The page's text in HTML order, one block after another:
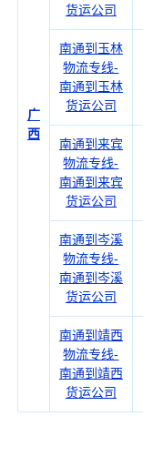
广
西
货运公司
南通到玉林
物流专线-
南通到玉林
货运公司
南通到来宾
物流专线-
南通到来宾
货运公司
南通到岑溪
物流专线-
南通到岑溪
货运公司
南通到靖西
物流专线-
南通到靖西
货运公司